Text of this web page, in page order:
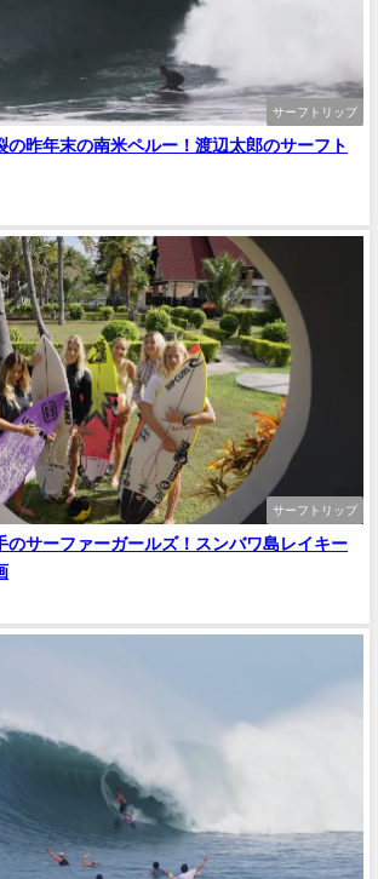
サーフトリップ
の昨年末の南米ペルー！渡辺太郎のサーフト
サーフトリップ
のサーファーガールズ！スンバワ島レイキー